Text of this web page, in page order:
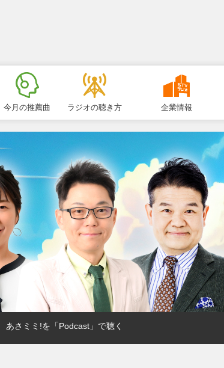
今月の推薦曲 ラジオの聴き方 企業情報
あさミミ!を「Podcast」で聴く